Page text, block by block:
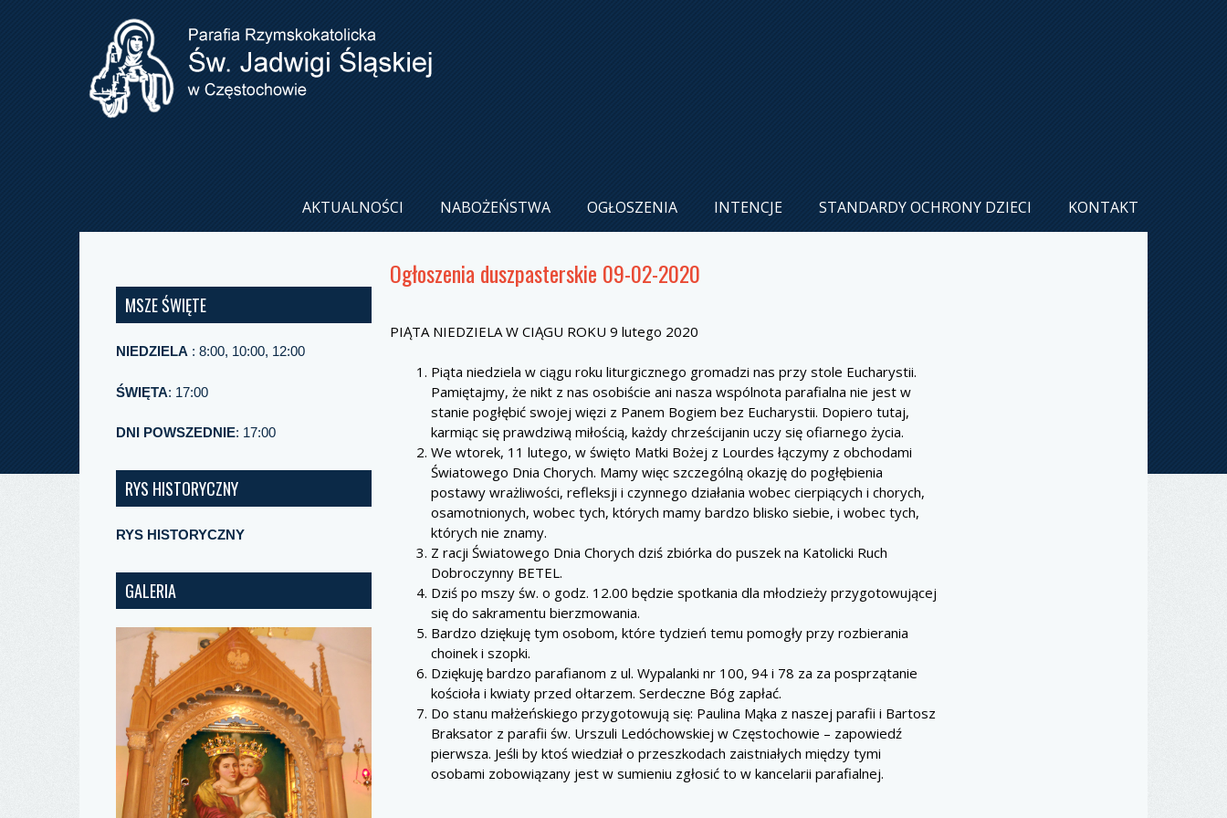
AKTUALNOŚCI NABOŻEŃSTWA OGŁOSZENIA INTENCJE STANDARDY OCHRONY DZIECI KONTAKT
MSZE ŚWIĘTE
NIEDZIELA : 8:00, 10:00, 12:00
ŚWIĘTA: 17:00
DNI POWSZEDNIE: 17:00
RYS HISTORYCZNY
RYS HISTORYCZNY
GALERIA
Ogłoszenia duszpasterskie 09-02-2020
PIĄTA NIEDZIELA W CIĄGU ROKU 9 lutego 2020
Piąta niedziela w ciągu roku liturgicznego gromadzi nas przy stole Eucharystii.
Pamiętajmy, że nikt z nas osobiście ani nasza wspólnota parafialna nie jest w
stanie pogłębić swojej więzi z Panem Bogiem bez Eucharystii. Dopiero tutaj,
karmiąc się prawdziwą miłością, każdy chrześcijanin uczy się ofiarnego życia.
We wtorek, 11 lutego, w święto Matki Bożej z Lourdes łączymy z obchodami
Światowego Dnia Chorych. Mamy więc szczególną okazję do pogłębienia
postawy wrażliwości, refleksji i czynnego działania wobec cierpiących i chorych,
osamotnionych, wobec tych, których mamy bardzo blisko siebie, i wobec tych,
których nie znamy.
Z racji Światowego Dnia Chorych dziś zbiórka do puszek na Katolicki Ruch
Dobroczynny BETEL.
Dziś po mszy św. o godz. 12.00 będzie spotkania dla młodzieży przygotowującej
się do sakramentu bierzmowania.
Bardzo dziękuję tym osobom, które tydzień temu pomogły przy rozbierania
choinek i szopki.
Dziękuję bardzo parafianom z ul. Wypalanki nr 100, 94 i 78 za za posprzątanie
kościoła i kwiaty przed ołtarzem. Serdeczne Bóg zapłać.
Do stanu małżeńskiego przygotowują się: Paulina Mąka z naszej parafii i Bartosz
Braksator z parafii św. Urszuli Ledóchowskiej w Częstochowie – zapowiedź
pierwsza. Jeśli by ktoś wiedział o przeszkodach zaistniałych między tymi
osobami zobowiązany jest w sumieniu zgłosić to w kancelarii parafialnej.